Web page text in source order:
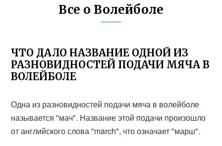
Все о Волейболе
ЧТО ДАЛО НАЗВАНИЕ ОДНОЙ ИЗ
РАЗНОВИДНОСТЕЙ ПОДАЧИ МЯЧА В
ВОЛЕЙБОЛЕ
Одна из разновидностей подачи мяча в волейболе
называется "мач". Название этой подачи произошло
от английского слова "march", что означает "марш".